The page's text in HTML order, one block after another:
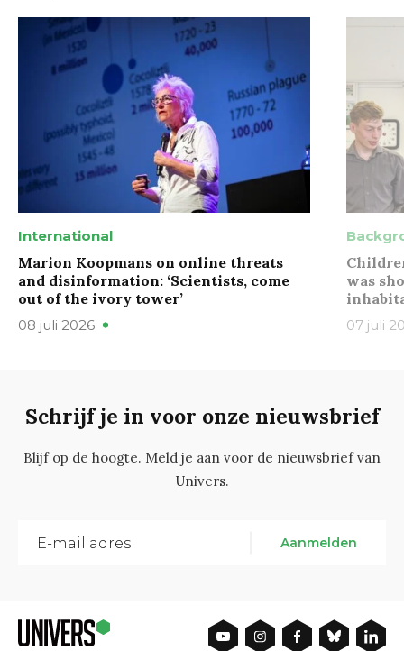
International
Marion Koopmans on online threats
and disinformation: ‘Scientists, come
out of the ivory tower’
08 juli 2026
was
07 juli
Schrijf je in voor onze nieuwsbrief
Blijf op de hoogte. Meld je aan voor de nieuwsbrief van
Univers.
Aanmelden